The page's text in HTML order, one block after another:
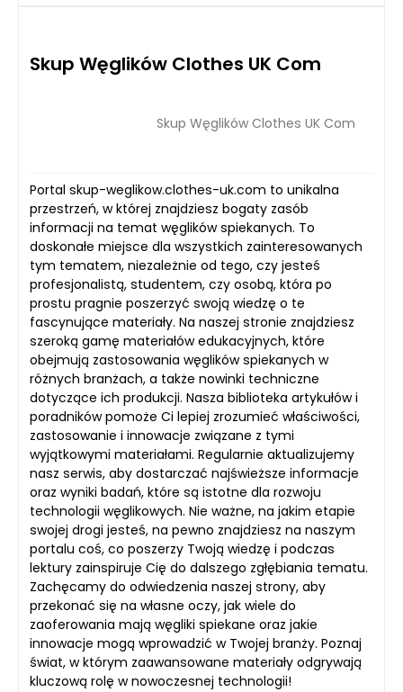
Skup Węglików Clothes UK Com
Skup Węglików Clothes UK Com
Portal skup-weglikow.clothes-uk.com to unikalna
przestrzeń, w której znajdziesz bogaty zasób
informacji na temat węglików spiekanych. To
doskonałe miejsce dla wszystkich zainteresowanych
tym tematem, niezależnie od tego, czy jesteś
profesjonalistą, studentem, czy osobą, która po
prostu pragnie poszerzyć swoją wiedzę o te
fascynujące materiały. Na naszej stronie znajdziesz
szeroką gamę materiałów edukacyjnych, które
obejmują zastosowania węglików spiekanych w
różnych branżach, a także nowinki techniczne
dotyczące ich produkcji. Nasza biblioteka artykułów i
poradników pomoże Ci lepiej zrozumieć właściwości,
zastosowanie i innowacje związane z tymi
wyjątkowymi materiałami. Regularnie aktualizujemy
nasz serwis, aby dostarczać najświeższe informacje
oraz wyniki badań, które są istotne dla rozwoju
technologii węglikowych. Nie ważne, na jakim etapie
swojej drogi jesteś, na pewno znajdziesz na naszym
portalu coś, co poszerzy Twoją wiedzę i podczas
lektury zainspiruje Cię do dalszego zgłębiania tematu.
Zachęcamy do odwiedzenia naszej strony, aby
przekonać się na własne oczy, jak wiele do
zaoferowania mają węgliki spiekane oraz jakie
innowacje mogą wprowadzić w Twojej branży. Poznaj
świat, w którym zaawansowane materiały odgrywają
kluczową rolę w nowoczesnej technologii!